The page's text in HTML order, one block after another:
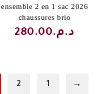
2026 ensemble 2 en 1 sac
chaussures brio
د.م.280.00
→
1
2